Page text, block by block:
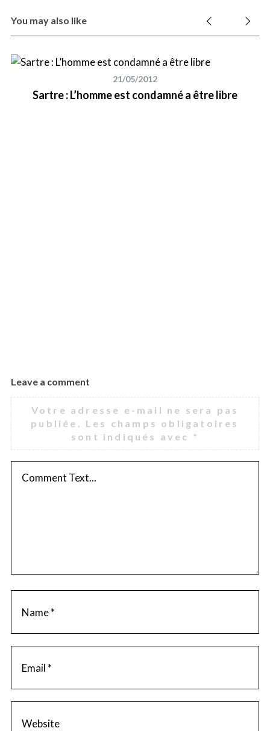
You may also like
21/05/2012
Sartre : L’homme est condamné a être libre
Leave a comment
Votre adresse e-mail ne sera pas
publiée. Les champs obligatoires
sont indiqués avec *